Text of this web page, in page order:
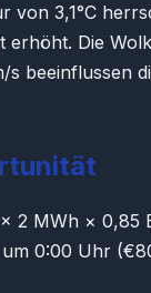
von 3,1°C
erhöht. Die
s beeinflussen
2 MWh ×
0:00 Uhr